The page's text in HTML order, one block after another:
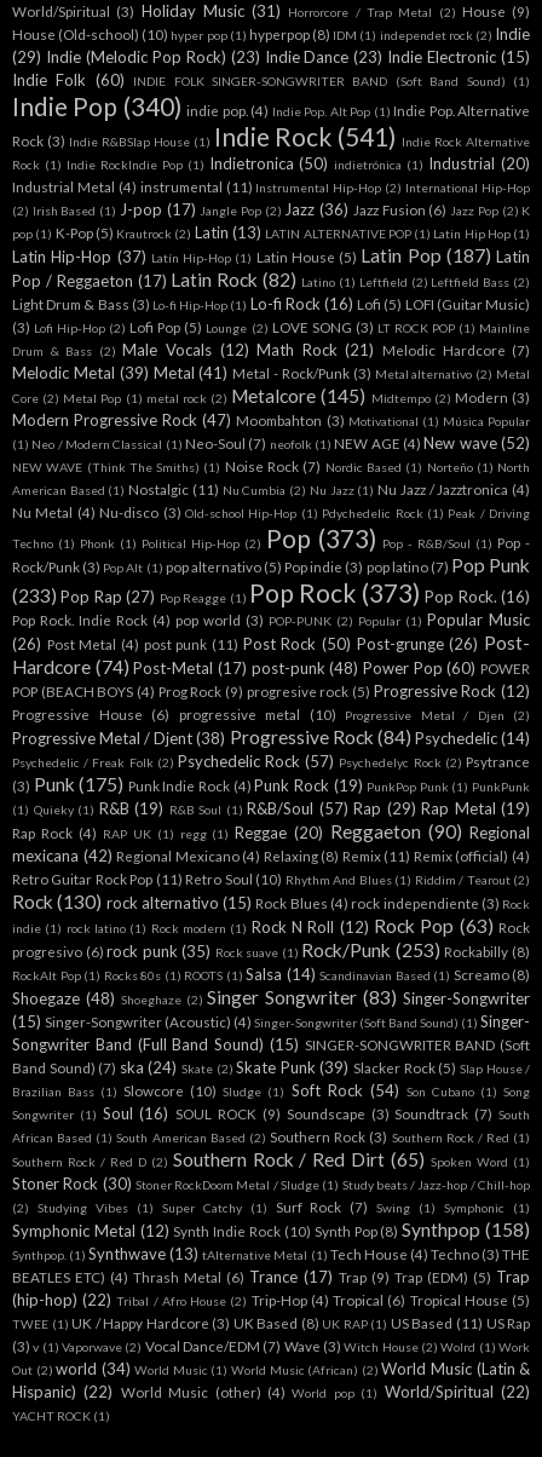
World/Spiritual (3) Holiday Music (31) Horrorcore / Trap Metal (2) House (9)
House (Old-school) (10) hyper pop (1) hyperpop (8) IDM (1) independet rock (2) Indie
(29) Indie (Melodic Pop Rock) (23) Indie Dance (23) Indie Electronic (15)
Indie Folk (60) INDIE FOLK SINGER-SONGWRITER BAND (Soft Band Sound) (1)
Indie Pop (340) indie pop. (4) Indie Pop. Alt Pop (1) Indie Pop. Alternative
Rock (3) Indie R&BSlap House (1) Indie Rock (541) Indie Rock Alternative
Rock (1) Indie RockIndie Pop (1) Indietronica (50) indietrónica (1) Industrial (20)
Industrial Metal (4) instrumental (11) Instrumental Hip-Hop (2) International Hip-Hop
(2) Irish Based (1) J-pop (17) Jangle Pop (2) Jazz (36) Jazz Fusion (6) Jazz Pop (2) K
pop (1) K-Pop (5) Krautrock (2) Latin (13) LATIN ALTERNATIVE POP (1) Latin Hip Hop (1)
Latin Hip-Hop (37) Latín Hip-Hop (1) Latin House (5) Latin Pop (187) Latin
Pop / Reggaeton (17) Latin Rock (82) Latino (1) Leftfield (2) Leftfield Bass (2)
Light Drum & Bass (3) Lo-fi Hip-Hop (1) Lo-fi Rock (16) Lofi (5) LOFI (Guitar Music)
(3) Lofi Hip-Hop (2) Lofi Pop (5) Lounge (2) LOVE SONG (3) LT ROCK POP (1) Mainline
Drum & Bass (2) Male Vocals (12) Math Rock (21) Melodic Hardcore (7)
Melodic Metal (39) Metal (41) Metal - Rock/Punk (3) Metal alternativo (2) Metal
Core (2) Metal Pop (1) metal rock (2) Metalcore (145) Midtempo (2) Modern (3)
Modern Progressive Rock (47) Moombahton (3) Motivational (1) Música Popular
(1) Neo / Modern Classical (1) Neo-Soul (7) neofolk (1) NEW AGE (4) New wave (52)
NEW WAVE (Think The Smiths) (1) Noise Rock (7) Nordic Based (1) Norteño (1) North
American Based (1) Nostalgic (11) Nu Cumbia (2) Nu Jazz (1) Nu Jazz / Jazztronica (4)
Nu Metal (4) Nu-disco (3) Old-school Hip-Hop (1) Pdychedelic Rock (1) Peak / Driving
Techno (1) Phonk (1) Political Hip-Hop (2) Pop (373) Pop - R&B/Soul (1) Pop -
Rock/Punk (3) Pop Alt (1) pop alternativo (5) Pop indie (3) pop latino (7) Pop Punk
(233) Pop Rap (27) Pop Reagge (1) Pop Rock (373) Pop Rock. (16)
Pop Rock. Indie Rock (4) pop world (3) POP-PUNK (2) Popular (1) Popular Music
(26) Post Metal (4) post punk (11) Post Rock (50) Post-grunge (26) Post-
Hardcore (74) Post-Metal (17) post-punk (48) Power Pop (60) POWER
POP (BEACH BOYS (4) Prog Rock (9) progresive rock (5) Progressive Rock (12)
Progressive House (6) progressive metal (10) Progressive Metal / Djen (2)
Progressive Metal / Djent (38) Progressive Rock (84) Psychedelic(14)
Psychedelic / Freak Folk (2) Psychedelic Rock (57) Psychedelyc Rock (2) Psytrance
(3) Punk (175) Punk Indie Rock (4) Punk Rock (19) PunkPop Punk (1) PunkPunk
(1) Quieky (1) R&B (19) R&B Soul (1) R&B/Soul (57) Rap (29) Rap Metal (19)
Rap Rock (4) RAP UK (1) regg (1) Reggae (20) Reggaeton (90) Regional
mexicana (42) Regional Mexicano (4) Relaxing (8) Remix (11) Remix (official) (4)
Retro Guitar Rock Pop (11) Retro Soul (10) Rhythm And Blues (1) Riddim / Tearout (2)
Rock (130) rock alternativo (15) Rock Blues (4) rock independiente (3) Rock
indie (1) rock latino (1) Rock modern (1) Rock N Roll (12) Rock Pop (63) Rock
progresivo (6) rock punk (35) Rock suave (1) Rock/Punk (253) Rockabilly (8)
RockAlt Pop (1) Rocks 80s (1) ROOTS (1) Salsa (14) Scandinavian Based (1) Screamo (8)
Shoegaze (48) Shoeghaze (2) Singer Songwriter (83) Singer-Songwriter
(15) Singer-Songwriter (Acoustic) (4) Singer-Songwriter (Soft Band Sound) (1) Singer-
Songwriter Band (Full Band Sound) (15) SINGER-SONGWRITER BAND (Soft
Band Sound) (7) ska (24) Skate (2) Skate Punk (39) Slacker Rock (5) Slap House /
Brazilian Bass (1) Slowcore (10) Sludge (1) Soft Rock (54) Son Cubano (1) Song
Songwriter (1) Soul (16) SOUL ROCK (9) Soundscape (3) Soundtrack (7) South
African Based (1) South American Based (2) Southern Rock (3) Southern Rock / Red (1)
Southern Rock / Red D (2) Southern Rock / Red Dirt (65) Spoken Word (1)
Stoner Rock (30) Stoner RockDoom Metal / Sludge (1) Study beats / Jazz-hop / Chill-hop
(2)
Studying Vibes (1) Super Catchy (1) Surf Rock (7) Swing (1) Symphonic (1)
Symphonic Metal (12) Synth Indie Rock (10) Synth Pop (8) Synthpop (158)
Synthpop. (1) Synthwave (13) tAlternative Metal (1) Tech House (4) Techno (3) THE
BEATLES ETC) (4) Thrash Metal (6) Trance (17) Trap (9) Trap (EDM) (5) Trap
(hip-hop) (22) Tribal / Afro House (2) Trip-Hop (4) Tropical (6) Tropical House (5)
TWEE (1) UK / Happy Hardcore (3) UK Based (8) UK RAP (1) US Based (11) US Rap
(3) v (1) Vaporwave (2) Vocal Dance/EDM (7) Wave (3) Witch House (2) Wolrd (1) Work
Out (2) world (34) World Music (1) World Music (African) (2) World Music (Latin &
Hispanic) (22) World Music (other) (4) World pop (1) World/Spiritual (22)
YACHT ROCK (1)